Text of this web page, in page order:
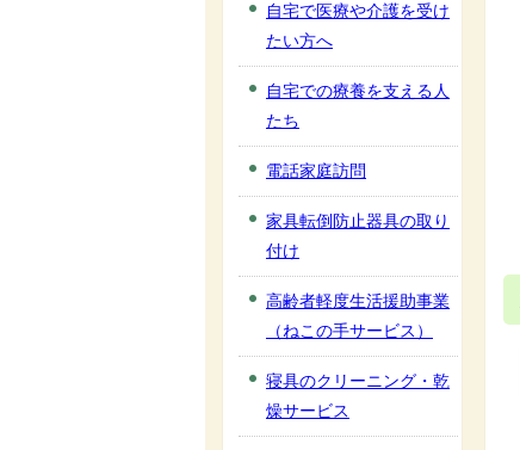
自宅で医療や介護を受け
たい方へ
自宅での療養を支える人
たち
電話家庭訪問
家具転倒防止器具の取り
付け
高齢者軽度生活援助事業
（ねこの手サービス）
寝具のクリーニング・乾
燥サービス